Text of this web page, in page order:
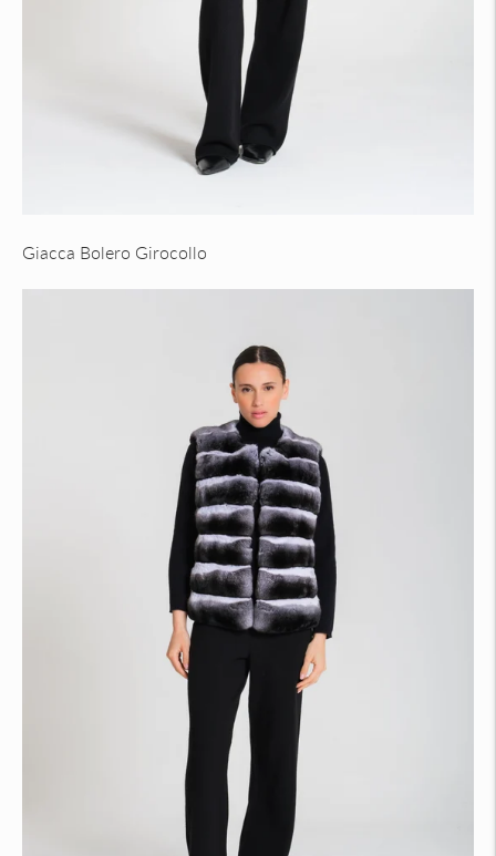
Giacca Bolero Girocollo